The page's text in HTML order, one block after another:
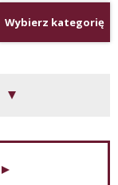
Wybierz kategorię